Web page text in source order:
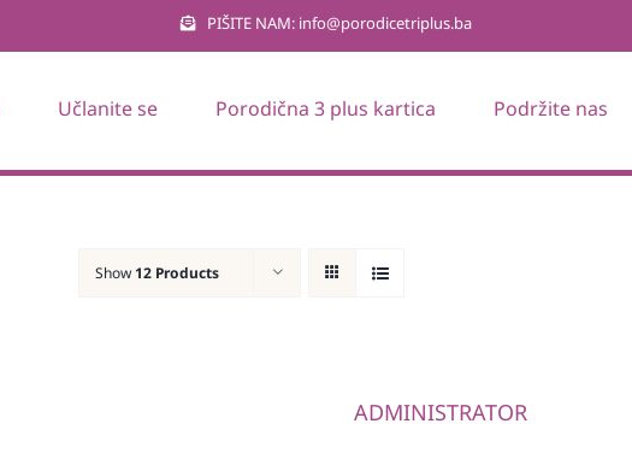
PIŠITE NAM: info@porodicetriplus.ba
Učlanite se Porodična 3 plus kartica Podržite nas
Show 12 Products
ADMINISTRATOR